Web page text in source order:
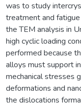
was to study
treatment and
the TEM analysis in
high cyclic loading
performed because
alloys must support
mechanical stresses
deformations and
the dislocations